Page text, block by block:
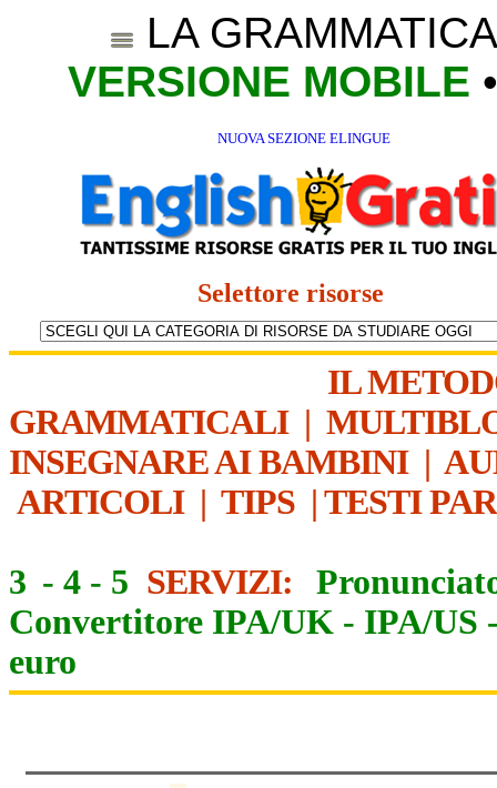
LA
VERSIONE MOBILE
NUOVA SEZIONE ELINGUE
Selettore risorse
IL
GRAMMATICALI|
INSEGNARE AI BAMBINI|
ARTICOLI| TIPS | TESTI
3 - 4 - 5 SERVIZI:
Convertitore IPA/UK - IPA/US
euro